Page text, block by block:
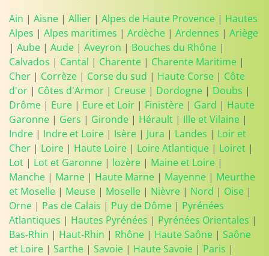
Ain | Aisne | Allier | Alpes de Haute Provence | Hautes
Alpes | Alpes maritimes | Ardèche | Ardennes | Ariège
| Aube | Aude | Aveyron | Bouches du Rhône |
Calvados | Cantal | Charente | Charente Maritime |
Cher | Corrèze | Corse du sud | Haute Corse | Côte
d'or | Côtes d'Armor | Creuse | Dordogne | Doubs |
Drôme | Eure | Eure et Loir | Finistère | Gard | Haute
Garonne | Gers | Gironde | Hérault | Ille et Vilaine |
Indre | Indre et Loire | Isère | Jura | Landes | Loir et
Cher | Loire | Haute Loire | Loire Atlantique | Loiret |
Lot | Lot et Garonne | lozère | Maine et Loire |
Manche | Marne | Haute Marne | Mayenne | Meurthe
et Moselle | Meuse | Moselle | Nièvre | Nord | Oise |
Orne | Pas de Calais | Puy de Dôme | Pyrénées
Atlantiques | Hautes Pyrénées | Pyrénées Orientales |
Bas-Rhin | Haut-Rhin | Rhône | Haute Saône | Saône
et Loire | Sarthe | Savoie | Haute Savoie | Paris |